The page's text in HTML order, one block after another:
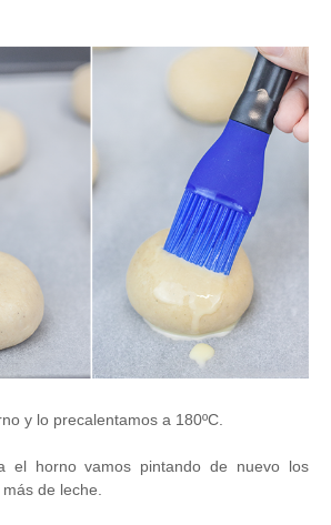
y lo precalentamos a 180ºC.
el horno vamos pintando de nuevo los
de leche.